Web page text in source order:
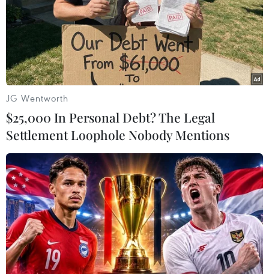
hung em H.P.G.H - người có con nhỏ mới 1 tuổi, cảnh
tượng này được livestream lên mạng xã hội thu hút
hàng ngàn lượt xem và chia sẻ.
Tạm giữ hình sự đối tượng hành hung nữ
JG Wentworth
$25,000 In Personal Debt? The Legal
Settlement Loophole Nobody Mentions